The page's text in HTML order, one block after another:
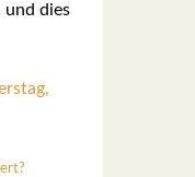
dies